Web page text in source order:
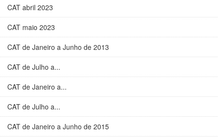
CAT abril 2023
CAT maio 2023
CAT de Janeiro a Junho de 2013
CAT de Julho a...
CAT de Janeiro a...
CAT de Julho a...
CAT de Janeiro a Junho de 2015